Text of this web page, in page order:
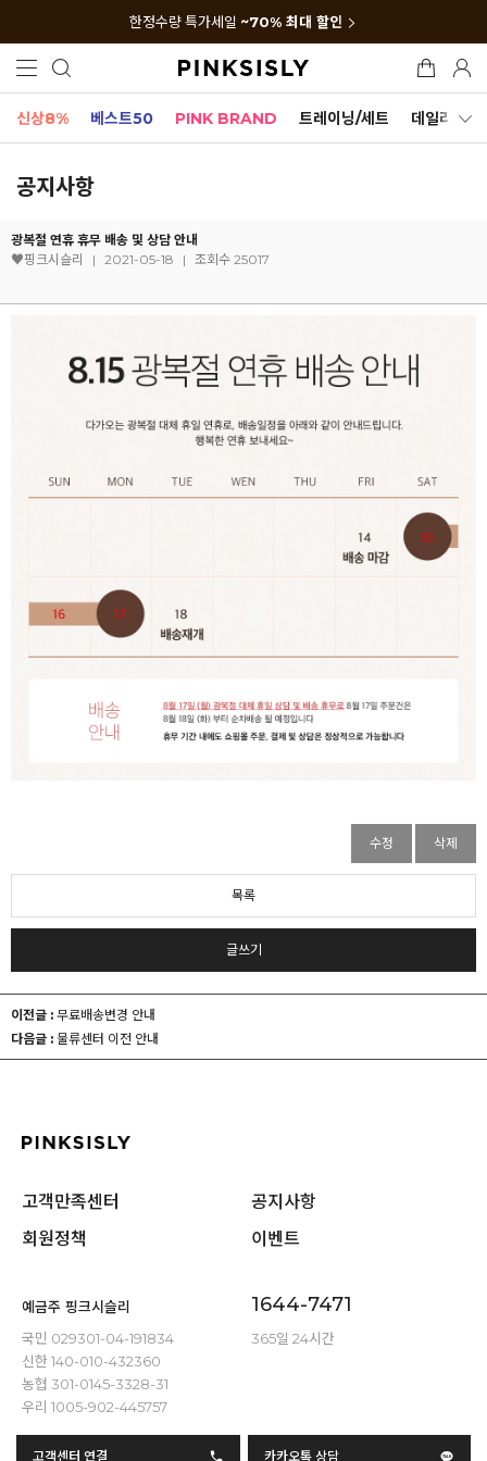
한정수량 특가세일 ~70% 최대 할인
신상8% 베스트50 PINK BRAND 트레이닝/세트 데일리세트
공지사항
광복절 연휴 휴무 배송 및 상담 안내
♥핑크시슬리
| 2021-05-18 | 조회수 25017
수정 삭제
목록
글쓰기
이전글 : 무료배송변경 안내
다음글 : 물류센터 이전 안내
고객만족센터
공지사항
회원정책
이벤트
예금주 핑크시슬리
국민 029301-04-191834
신한 140-010-432360
농협 301-0145-3328-31
우리 1005-902-445757
1644-7471
365일 24시간
고객센터 연결 카카오톡 상담